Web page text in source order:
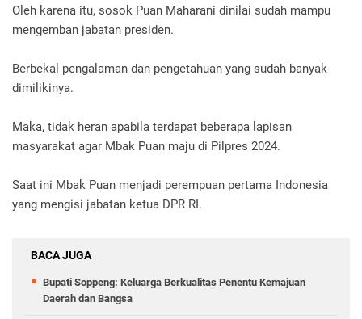
Oleh karena itu, sosok Puan Maharani dinilai sudah mampu
mengemban jabatan presiden.
Berbekal pengalaman dan pengetahuan yang sudah banyak
dimilikinya.
Maka, tidak heran apabila terdapat beberapa lapisan
masyarakat agar Mbak Puan maju di Pilpres 2024.
Saat ini Mbak Puan menjadi perempuan pertama Indonesia
yang mengisi jabatan ketua DPR RI.
BACA JUGA
Bupati Soppeng: Keluarga Berkualitas Penentu Kemajuan
Daerah dan Bangsa